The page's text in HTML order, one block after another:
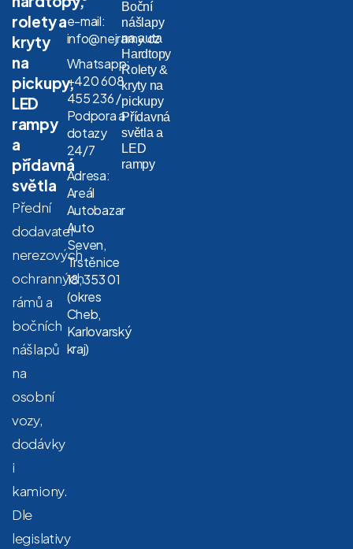
rolety a
kryty
na
pickupy,
LED
rampy
a
přídavná
světla
Přední
dodavatel
nerezových
ochranných
rámů a
bočních
nášlapů
na
osobní
vozy,
dodávky
i
kamiony.
Dle
legislativy
e-mail:
info@nejramy.cz
Whatsapp:
+420 608
455 236 /
Podpora a
dotazy
24/7
Adresa:
Areál
Autobazar
Auto
Seven,
Trstěnice
18, 353 01
(okres
Cheb,
Karlovarský
kraj)
Boční
nášlapy
na auta
Hardtopy
Rolety &
kryty na
pickupy
Přídavná
světla a
LED
rampy